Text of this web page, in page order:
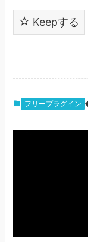
Keepする
フリープラグイン